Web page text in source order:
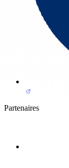
Partenaires